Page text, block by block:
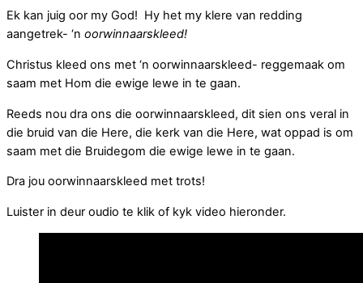
Ek kan juig oor my God! Hy het my klere van redding
aangetrek- ‘n oorwinnaarskleed!
Christus kleed ons met ‘n oorwinnaarskleed- reggemaak om
saam met Hom die ewige lewe in te gaan.
Reeds nou dra ons die oorwinnaarskleed, dit sien ons veral in
die bruid van die Here, die kerk van die Here, wat oppad is om
saam met die Bruidegom die ewige lewe in te gaan.
Dra jou oorwinnaarskleed met trots!
Luister in deur oudio te klik of kyk video hieronder.